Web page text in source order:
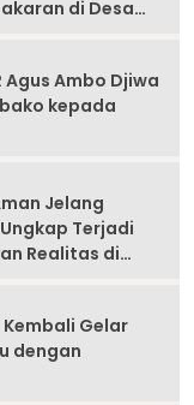
di Desa
Ambo Djiwa
kepada
Jelang
Terjadi
Realitas di
Kembali Gelar
dengan